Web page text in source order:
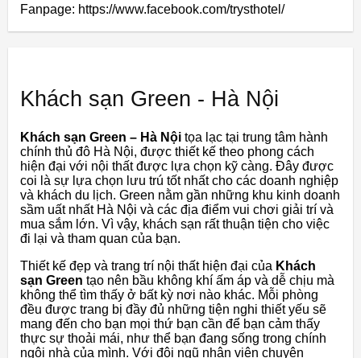
Fanpage: https://www.facebook.com/trysthotel/
Khách sạn Green - Hà Nội
Khách sạn Green – Hà Nội tọa lạc tại trung tâm hành
chính thủ đô Hà Nội, được thiết kế theo phong cách
hiện đại với nội thất được lựa chọn kỹ càng. Đây được
coi là sự lựa chọn lưu trú tốt nhất cho các doanh nghiệp
và khách du lịch. Green nằm gần những khu kinh doanh
sầm uất nhất Hà Nội và các địa điểm vui chơi giải trí và
mua sắm lớn. Vì vậy, khách sạn rất thuận tiện cho việc
đi lại và tham quan của bạn.
Thiết kế đẹp và trang trí nội thất hiện đại của Khách
sạn Green tạo nên bầu không khí ấm áp và dễ chịu mà
không thể tìm thấy ở bất kỳ nơi nào khác. Mỗi phòng
đều được trang bị đầy đủ những tiện nghi thiết yếu sẽ
mang đến cho bạn mọi thứ bạn cần để bạn cảm thấy
thực sự thoải mái, như thể bạn đang sống trong chính
ngôi nhà của mình. Với đội ngũ nhân viên chuyên